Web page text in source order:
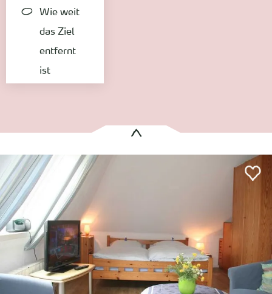
Wie weit
das Ziel
entfernt
ist
Es wurden 1 Treffer gefunden:
Haus Müller
Wyk auf Föhr